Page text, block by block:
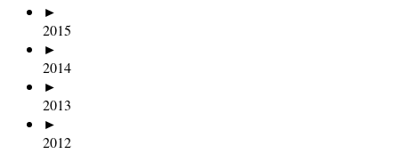
►
2015
►
2014
►
2013
►
2012